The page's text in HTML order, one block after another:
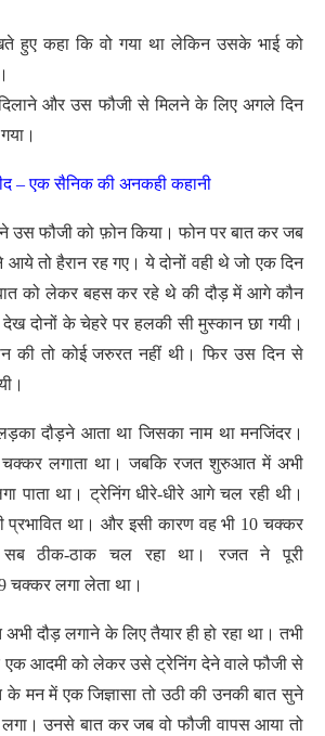
हुए कहा कि वो गया था लेकिन उसके भाई को
दिलाने और उस फौजी से मिलने के लिए अगले दिन
– एक सैनिक की अनकही कहानी
उस फौजी को फ़ोन किया। फोन पर बात कर जब
तो हैरान रह गए। ये दोनों वही थे जो एक दिन
को लेकर बहस कर रहे थे की दौड़ में आगे कौन
दोनों के चेहरे पर हलकी सी मुस्कान छा गयी।
की तो कोई जरुरत नहीं थी। फिर उस दिन से
दौड़ने आता था जिसका नाम था मनजिंदर।
चक्कर लगाता था। जबकि रजत शुरुआत में अभी
पाता था। ट्रेनिंग धीरे-धीरे आगे चल रही थी।
था। और इसी कारण वह भी 10 चक्कर
सब ठीक-ठाक चल रहा था। रजत ने पूरी
चक्कर लगा लेता था।
दौड़ लगाने के लिए तैयार ही हो रहा था। तभी
एक आदमी को लेकर उसे ट्रेनिंग देने वाले फौजी से
मन में एक जिज्ञासा तो उठी की उनकी बात सुने
उनसे बात कर जब वो फौजी वापस आया तो